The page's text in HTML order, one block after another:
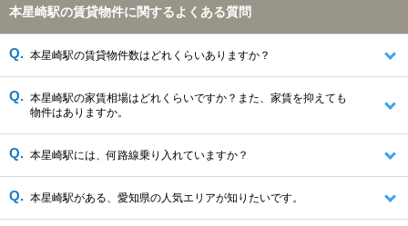
本星崎駅の賃貸物件に関するよくある質問
本星崎駅の賃貸物件数はどれくらいありますか？
本星崎駅の家賃相場はどれくらいですか？また、家賃を抑えても
物件はありますか。
本星崎駅には、何路線乗り入れていますか？
本星崎駅がある、愛知県の人気エリアが知りたいです。